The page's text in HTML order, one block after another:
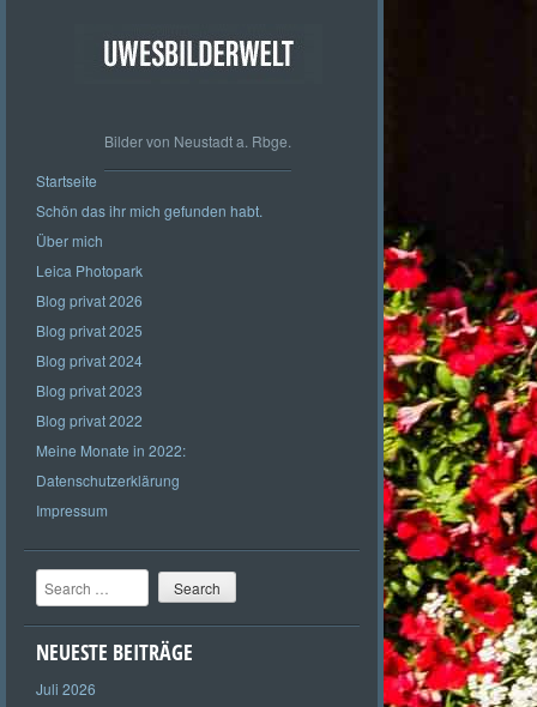
Bilder von Neustadt a. Rbge.
Startseite
Schön das ihr mich gefunden habt.
Über mich
Leica Photopark
Blog privat 2026
Blog privat 2025
Blog privat 2024
Blog privat 2023
Blog privat 2022
Meine Monate in 2022:
Datenschutzerklärung
Impressum
Search
NEUESTE BEITRÄGE
Juli 2026